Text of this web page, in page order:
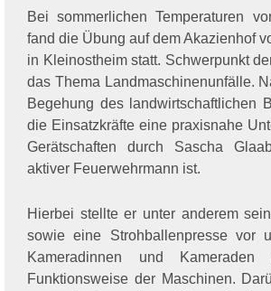
Bei sommerlichen Temperaturen
fand die Übung auf dem Akazienhof
in Kleinostheim statt. Schwerpunkt
das Thema Landmaschinenunfälle.
Begehung des landwirtschaftlichen
die Einsatzkräfte eine praxisnahe
Gerätschaften durch Sascha
aktiver Feuerwehrmann ist.
Hierbei stellte er unter anderem
sowie eine Strohballenpresse vor
Kameradinnen und Kameraden
Funktionsweise der Maschinen.